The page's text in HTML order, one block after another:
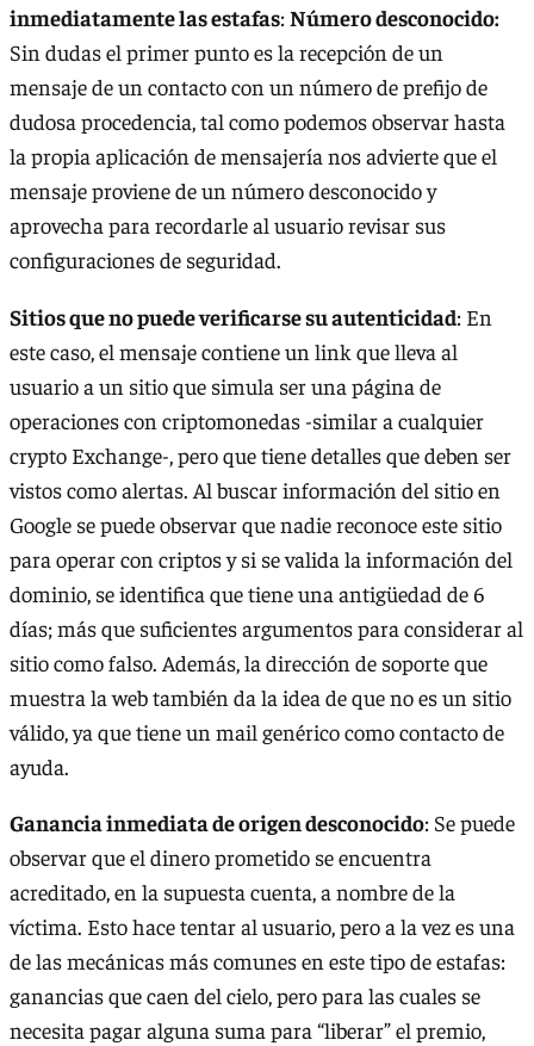
inmediatamente las estafas: Número desconocido:
Sin dudas el primer punto es la recepción de un
mensaje de un contacto con un número de prefijo de
dudosa procedencia, tal como podemos observar hasta
la propia aplicación de mensajería nos advierte que el
mensaje proviene de un número desconocido y
aprovecha para recordarle al usuario revisar sus
configuraciones de seguridad.
Sitios que no puede verificarse su autenticidad: En
este caso, el mensaje contiene un link que lleva al
usuario a un sitio que simula ser una página de
operaciones con criptomonedas -similar a cualquier
crypto Exchange-, pero que tiene detalles que deben ser
vistos como alertas. Al buscar información del sitio en
Google se puede observar que nadie reconoce este sitio
para operar con criptos y si se valida la información del
dominio, se identifica que tiene una antigüedad de 6
días; más que suficientes argumentos para considerar al
sitio como falso. Además, la dirección de soporte que
muestra la web también da la idea de que no es un sitio
válido, ya que tiene un mail genérico como contacto de
ayuda.
Ganancia inmediata de origen desconocido: Se puede
observar que el dinero prometido se encuentra
acreditado, en la supuesta cuenta, a nombre de la
víctima. Esto hace tentar al usuario, pero a la vez es una
de las mecánicas más comunes en este tipo de estafas:
ganancias que caen del cielo, pero para las cuales se
necesita pagar alguna suma para “liberar” el premio,